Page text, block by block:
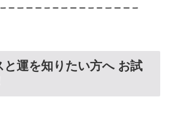
と運を知りたい方へ お試